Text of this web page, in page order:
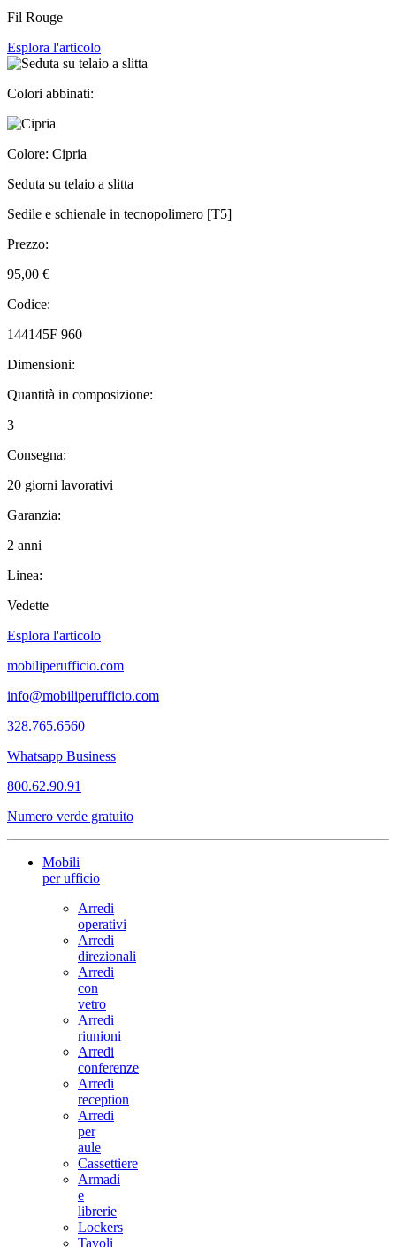
Fil Rouge
Esplora l'articolo
Colori abbinati:
Colore: Cipria
Seduta su telaio a slitta
Sedile e schienale in tecnopolimero [T5]
Prezzo:
95,00 €
Codice:
144145F 960
Dimensioni:
Quantità in composizione:
3
Consegna:
20 giorni lavorativi
Garanzia:
2 anni
Linea:
Vedette
Esplora l'articolo
mobiliperufficio.com
info@mobiliperufficio.com
328.765.6560
Whatsapp Business
800.62.90.91
Numero verde gratuito
Mobili
per ufficio
Arredi
operativi
Arredi
direzionali
Arredi
con
vetro
Arredi
riunioni
Arredi
conferenze
Arredi
reception
Arredi
per
aule
Cassettiere
Armadi
e
librerie
Lockers
Tavoli